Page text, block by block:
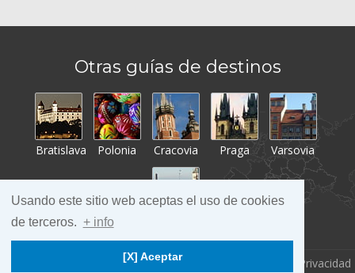
Usando este sitio web aceptas el uso de cookies
de terceros. + info
[X] Aceptar
Otras guías de destinos
Bratislava Polonia Cracovia Praga Varsovia
PRAGA Privacidad